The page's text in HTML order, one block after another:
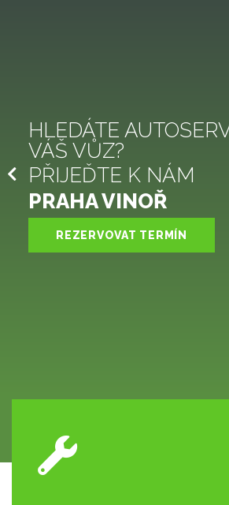
HLEDÁTE
VÁŠ VŮZ?
PŘIJEĎTE K NÁM
PRAHA VINOŘ
REZERVOVAT TERMÍN
ZOBRAZIT VÍCE